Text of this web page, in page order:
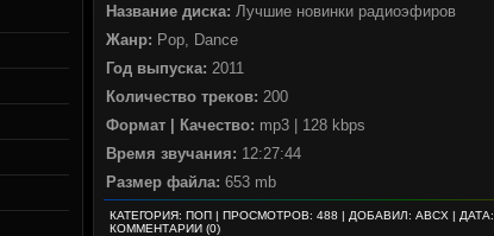
Название диска: Лучшие новинки радиоэфиров
Жанр: Pop, Dance
Год выпуска: 2011
Количество треков: 200
Формат | Качество: mp3 | 128 kbps
Время звучания: 12:27:44
Размер файла: 653 mb
КАТЕГОРИЯ: ПОП | ПРОСМОТРОВ: 488 | ДОБАВИЛ: ABCX | ДАТА:
КОММЕНТАРИИ (0)